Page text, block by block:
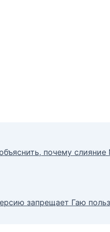
почему
запрещает Гаю